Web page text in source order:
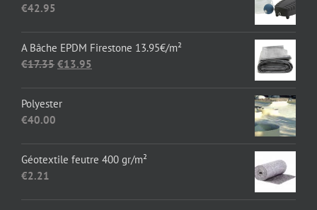
€1,652.89
€42.95
A Bâche EPDM Firestone 13.95€/m²
€17.35 Le
€13.95
Polyester
€40.00
Géotextile feutre 400 gr/m²
€2.21